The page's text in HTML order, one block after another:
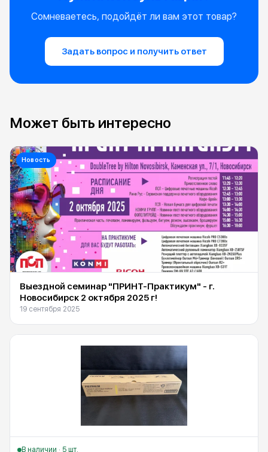
Сомневаетесь, подойдёт ли вам этот товар?
Задать вопрос и получить ответ
Может быть интересно
Новость
Выездной семинар "ПРИНТ-Практикум" - г.
Новосибирск 2 октября 2025 г!
19 сентября 2025
В наличии · 5 шт.